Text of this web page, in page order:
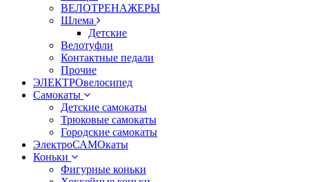
ВЕЛОТРЕНАЖЕРЫ
Шлема
Детские
Велотуфли
Контактные педали
Прочие
ЭЛЕКТРОвелосипед
Самокаты
Детские самокаты
Трюковые самокаты
Городские самокаты
ЭлектроСАМОкаты
Коньки
Фигурные коньки